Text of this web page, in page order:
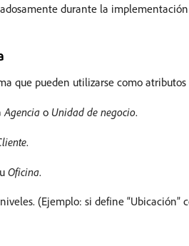
durante la
que pueden utilizarse como atributos
Agencia o Unidad de negocio.
.
u Oficina.
(Ejemplo: si define “Ubicación”